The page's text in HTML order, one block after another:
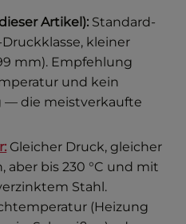
Artikel): Standard-
kleiner
mm). Empfehlung
und kein
— die meistverkaufte
Gleicher Druck, gleicher
aber bis 230 °C und mit
Stahl.
(Heizung